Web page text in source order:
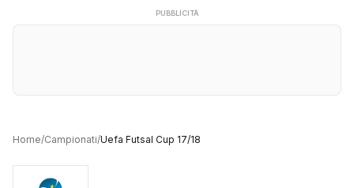
PUBBLICITÀ
Home/Campionati/Uefa Futsal Cup 17/18